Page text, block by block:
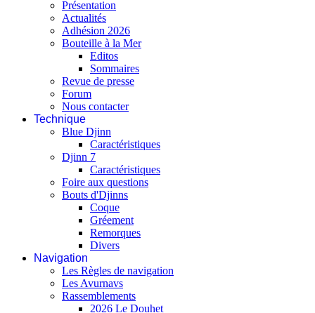
Présentation
Actualités
Adhésion 2026
Bouteille à la Mer
Editos
Sommaires
Revue de presse
Forum
Nous contacter
Technique
Blue Djinn
Caractéristiques
Djinn 7
Caractéristiques
Foire aux questions
Bouts d'Djinns
Coque
Gréement
Remorques
Divers
Navigation
Les Règles de navigation
Les Avurnavs
Rassemblements
2026 Le Douhet